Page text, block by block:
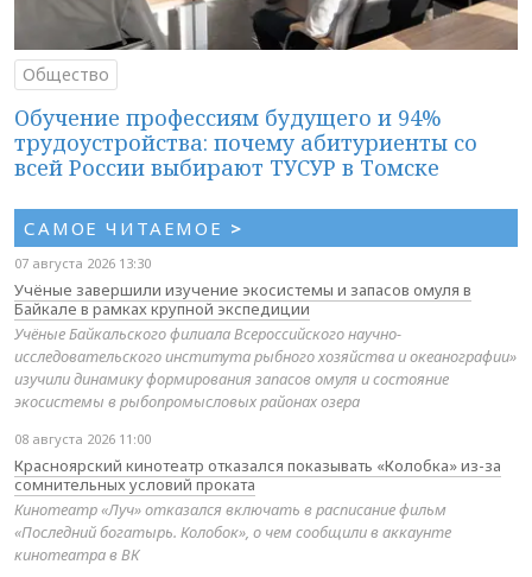
Общество
Обучение профессиям будущего и 94%
трудоустройства: почему абитуриенты со
всей России выбирают ТУСУР в Томске
САМОЕ ЧИТАЕМОЕ >
07 августа 2026 13:30
Учёные завершили изучение экосистемы и запасов омуля в
Байкале в рамках крупной экспедиции
Учёные Байкальского филиала Всероссийского научно-
исследовательского института рыбного хозяйства и океанографии»
изучили динамику формирования запасов омуля и состояние
экосистемы в рыбопромысловых районах озера
08 августа 2026 11:00
Красноярский кинотеатр отказался показывать «Колобка» из-за
сомнительных условий проката
Кинотеатр «Луч» отказался включать в расписание фильм
«Последний богатырь. Колобок», о чем сообщили в аккаунте
кинотеатра в ВК